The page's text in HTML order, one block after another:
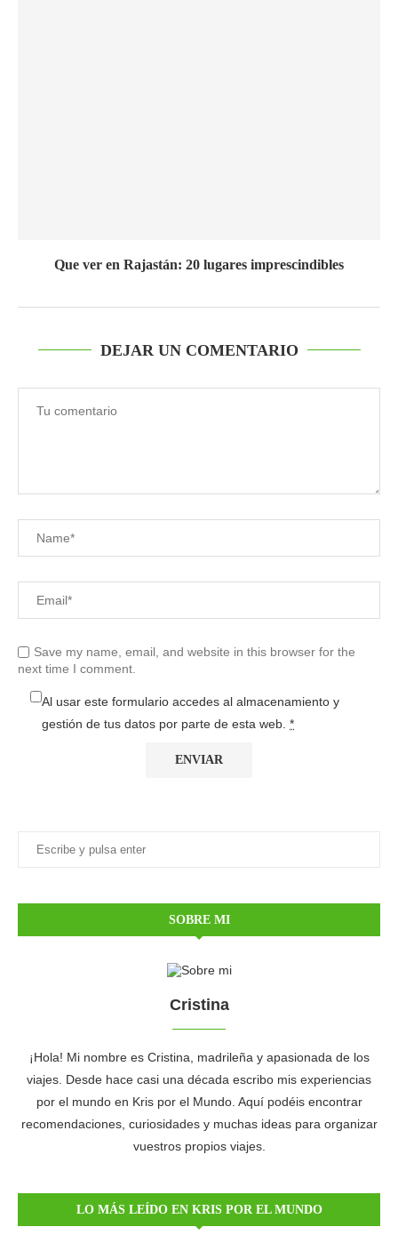
Que ver en Rajastán: 20 lugares imprescindibles
DEJAR UN COMENTARIO
Save my name, email, and website in this browser for the
next time I comment.
Al usar este formulario accedes al almacenamiento y
gestión de tus datos por parte de esta web. *
SOBRE MI
Cristina
¡Hola! Mi nombre es Cristina, madrileña y apasionada de los
viajes. Desde hace casi una década escribo mis experiencias
por el mundo en Kris por el Mundo. Aquí podéis encontrar
recomendaciones, curiosidades y muchas ideas para organizar
vuestros propios viajes.
LO MÁS LEÍDO EN KRIS POR EL MUNDO